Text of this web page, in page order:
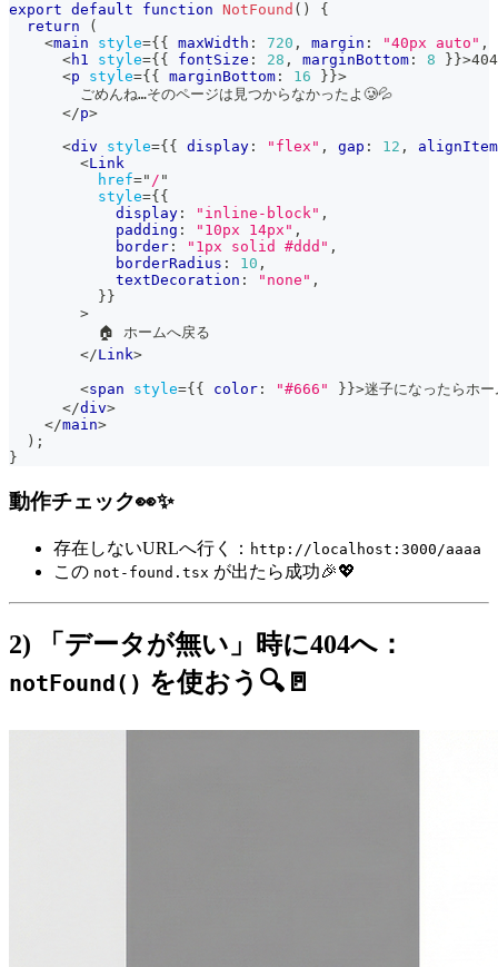
export default function NotFound ( )
{
return
(
<main style={ { maxWidth : 720 , margin : "40px auto" ,
<h1 style={ { fontSize : 28 , marginBottom : 8 } }>
<p style={ { marginBottom : 16 } }>
        ごめんね…そのページは見つからなかったよ🥲💦
</p>
<div style={ { display : "flex" , gap : 12 ,
<Link
href=" / "
style={ {
            display
: "inline-block" ,
            padding
: "10px 14px" ,
            border
: "1px solid #ddd" ,
            borderRadius
: 10 ,
            textDecoration
: "none" ,
} }
>
          🏠 ホームへ戻る
</Link>
<span style={ { color : "#666" } }>迷子になったらホ
</div>
</main>
) ;
}
動作チェック👀✨
存在しないURLへ行く： http://localhost:3000/aaaa
この not-found.tsx が出たら成功🎉💖
2) 「データが無い」時に404へ：
notFound() を使おう🔍🚪